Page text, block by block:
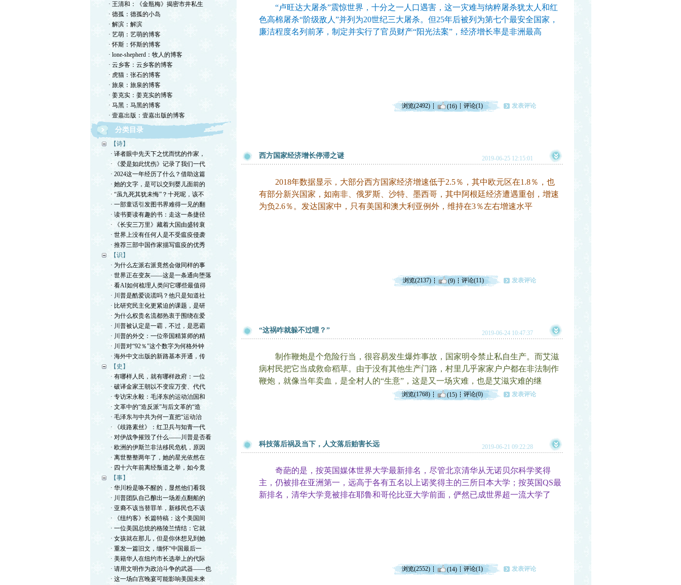
· 王清和：《金瓶梅》揭密市井私生
· 德孤：德孤的小岛
· 解滨：解滨
· 艺萌：艺萌的博客
· 怀斯：怀斯的博客
· lone-shepherd：牧人的博客
· 云乡客：云乡客的博客
· 虎猫：张石的博客
· 旅泉：旅泉的博客
· 姜克实：姜克实的博客
· 马黑：马黑的博客
· 壹嘉出版：壹嘉出版的博客
分类目录
【诗】
· 译者眼中先天下之忧而忧的作家，
· 《爱是如此忧伤》记录了我们一代
· 2024这一年经历了什么？借助这篇
· 她的文字，是可以交到婴儿面前的
· “虽九死其犹未悔”？十死呢，该不
· 一部童话引发图书界难得一见的翻
· 读书要读有趣的书：走这一条捷径
· 《长安三万里》藏着大国由盛转衰
· 世界上没有任何人是不受瘟疫侵袭
· 推荐三部中国作家描写瘟疫的优秀
【识】
· 为什么左派右派竟然会做同样的事
· 世界正在变灰——这是一条通向堕落
· 看AI如何梳理人类问它哪些最值得
· 川普是酷爱说谎吗？他只是知道社
· 比研究民主化更紧迫的课题，是研
· 为什么权贵名流都热衷于围绕在爱
· 川普被认定是一霸，不过，是恶霸
· 川普的外交：一位帝国精算师的精
· 川普对“92％”这个数字为何格外钟
· 海外中文出版的新路基本开通，传
【史】
· 有哪样人民，就有哪样政府：一位
· 破译金家王朝以不变应万变、代代
· 专访宋永毅：毛泽东的运动治国和
· 文革中的“造反派”与后文革的“造
· 毛泽东与中共为何一直把“运动治
· 《歧路素丝》：红卫兵与知青一代
· 对伊战争摧毁了什么——川普是否看
· 欧洲的伊斯兰非法移民危机，原因
· 离世整整两年了，她的星光依然在
· 四十六年前离经叛道之举，如今竟
【事】
· 华川粉是唤不醒的，显然他们看我
· 川普团队自己酿出一场差点翻船的
· 亚裔不该当替罪羊，新移民也不该
· 《纽约客》长篇特稿：这个美国间
· 一位美国总统的格陵兰情结：它就
· 女孩就在那儿，但是你休想见到她
· 重发一篇旧文，缅怀“中国最后一
· 美籍华人在纽约市长选举上的代际
· 请用文明作为政治斗争的武器——也
· 这一场白宫晚宴可能影响美国未来
“卢旺达大屠杀”震惊世界，十分之一人口遇害，这一灾难与纳粹屠杀犹太人和红
色高棉屠杀“阶级敌人”并列为20世纪三大屠杀。但25年后被列为第七个最安全国家，
廉洁程度名列前茅，制定并实行了官员财产“阳光法案”，经济增长率是非洲最高
浏览(2492) (16) 评论(1) 发表评论
西方国家经济增长停滞之谜 2019-06-25 12:15:01
2018年数据显示，大部分西方国家经济增速低于2.5％，其中欧元区在1.8％，也
有部分新兴国家，如南非、俄罗斯、沙特、墨西哥，其中阿根廷经济遭遇重创，增速
为负2.6％。发达国家中，只有美国和澳大利亚例外，维持在3％左右增速水平
浏览(2137) (9) 评论(11) 发表评论
“这祸咋就躲不过哩？” 2019-06-24 10:47:37
制作鞭炮是个危险行当，很容易发生爆炸事故，国家明令禁止私自生产。而艾滋
病村民把它当成救命稻草。由于没有其他生产门路，村里几乎家家户户都在非法制作
鞭炮，就像当年卖血，是全村人的“生意”，这是又一场灾难，也是艾滋灾难的继
浏览(1768) (15) 评论(0) 发表评论
科技落后祸及当下，人文落后贻害长远 2019-06-21 09:22:28
奇葩的是，按英国媒体世界大学最新排名，尽管北京清华从无诺贝尔科学奖得
主，仍被排在亚洲第一，远高于各有五名以上诺奖得主的三所日本大学；按英国QS最
新排名，清华大学竟被排在耶鲁和哥伦比亚大学前面，俨然已成世界超一流大学了
浏览(2552) (14) 评论(1) 发表评论